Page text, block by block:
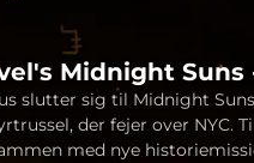
Midnight Suns
slutter sig til Midnight
der fejer over NYC.
med nye